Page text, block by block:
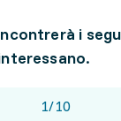
i
1/10